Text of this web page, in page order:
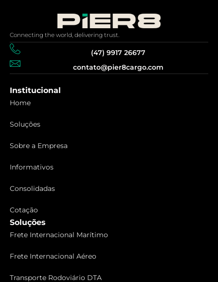
Connecting the world, delivering trust.
(47) 9917 26677
contato@pier8cargo.com
Institucional
Home
Soluções
Sobre a Empresa
Informativos
Consolidadas
Cotação
Soluções
Frete Internacional Marítimo
Frete Internacional Aéreo
Transporte Rodoviário DTA